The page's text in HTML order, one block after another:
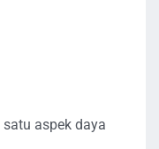
aspek daya